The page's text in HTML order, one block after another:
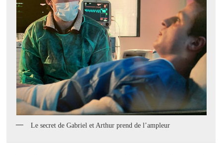
Le secret de Gabriel et Arthur prend de l’ampleur